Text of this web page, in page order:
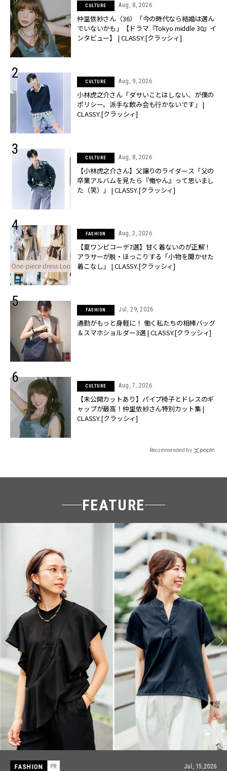
CULTURE Aug, 8, 2026
仲里依紗さん（36）「今の時代なら結婚は選ん
でいないかも」【ドラマ『Tokyo middle 30』イ
ンタビュー】 | CLASSY.[クラッシィ]
CULTURE Aug, 9, 2026
小林虎之介さん「ダサいことはしない、が僕の
ポリシー。派手な飲み会も行かないです」 |
CLASSY.[クラッシィ]
CULTURE Aug, 8, 2026
【小林虎之介さん】父譲りのライダース「父の
卒業アルバムを見たら『俺やん』って思いまし
た（笑）」 | CLASSY.[クラッシィ]
FASHION Aug, 2, 2026
【夏ワンピコーデ7選】甘く着ないのが正解！
アラサーが脱・ほっこりする「小物を聞かせた
着こなし」 | CLASSY.[クラッシィ]
FASHION Jul, 29, 2026
通勤がもっと身軽に！ 働く私たちの相棒バッグ
＆スマホショルダー3選 | CLASSY.[クラッシィ]
CULTURE Aug, 7, 2026
【未公開カットあり】パイプ椅子とドレスのギ
ャップが最高！仲里依紗さん特別カット集 |
CLASSY.[クラッシィ]
Recommended by
FEATURE
FASHION PR Jul, 15,2026